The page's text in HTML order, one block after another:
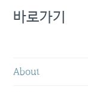
바로가기
About